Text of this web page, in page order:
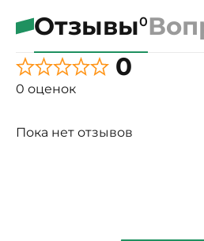
Отзывы0
0
0 оценок
Пока нет отзывов